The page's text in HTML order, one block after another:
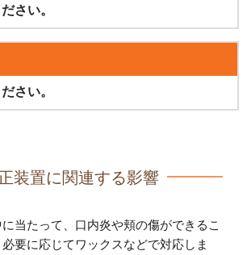
さい。
さい。
装置に関連する影響
に当たって、口内炎や頬の傷ができるこ
要に応じてワックスなどで対応しま